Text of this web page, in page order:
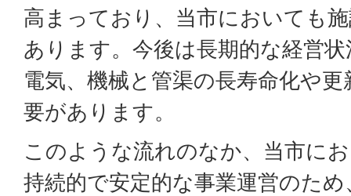
高まっており、当市においても
あります。今後は長期的な経営
電気、機械と管渠の長寿命化や
要があります。
このような流れのなか、当市に
持続的で安定的な事業運営のた